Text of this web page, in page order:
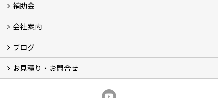
省エネ診断
省エネリフォーム
補助金
住宅性能表示制度
住宅断熱改修促進事業補助金2026
給湯省エネ2026
先進的窓リノベ2026
長期優良住宅化リフォーム推進事業
市川市耐震補助金
船橋市耐震補助金
浦安市耐震補助金
松戸市耐震補助金
四街道市耐震補助金
佐倉市耐震補助金
成田市耐震補助金
会社案内
経営理念／ご挨拶
会社概要
メディア掲載
リフォーム産業新聞掲載
表彰
スタッフ紹介
アクセス
不動産探し
プライバシーポリシー
ブログ
いちかわ新聞連載コラム
人生の歩き方
空設計通信
まもりとそなえ
豆知識
お見積り・お問合せ
耐震省エネ補助金無料相談会